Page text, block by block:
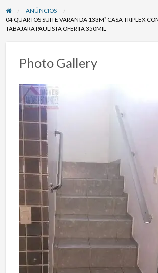
ANÚNCIOS
04 QUARTOS SUITE VARANDA 133M² CASA TRIPLEX
TABAJARA PAULISTA OFERTA 350MIL
Photo Gallery